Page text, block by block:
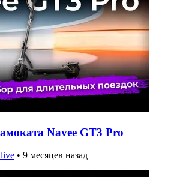
Navee GT3 Pro
• 9 месяцев назад